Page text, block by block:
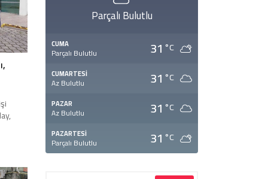
Parçalı Bulutlu
CUMA
Parçalı Bulutlu 31 °C
CUMARTESI
Az Bulutlu 31 °C
PAZAR
Az Bulutlu 31 °C
PAZARTESI
Parçalı Bulutlu 31 °C